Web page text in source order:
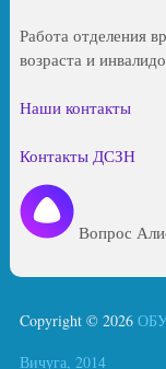
Работа отделения
возраста и
Наши контакты
Контакты ДСЗН
Вопрос
Copyright © 2026
Вичуга, 2014